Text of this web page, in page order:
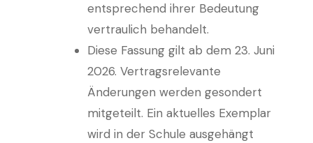
entsprechend ihrer Bedeutung
vertraulich behandelt.
Diese Fassung gilt ab dem 23. Juni
2026. Vertragsrelevante
Änderungen werden gesondert
mitgeteilt. Ein aktuelles Exemplar
wird in der Schule ausgehängt